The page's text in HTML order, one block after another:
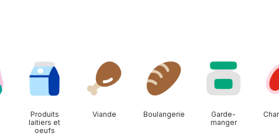
Produits
laitiers et
oeufs
Viande Boulangerie
Garde-
manger